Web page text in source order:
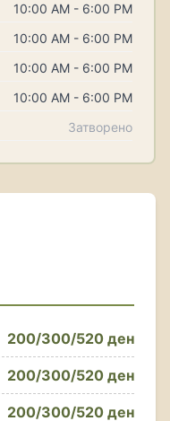
10:00 AM - 6:00 PM
10:00 AM - 6:00 PM
10:00 AM - 6:00 PM
10:00 AM - 6:00 PM
Затворено
200/300/520 ден
200/300/520 ден
200/300/520 ден